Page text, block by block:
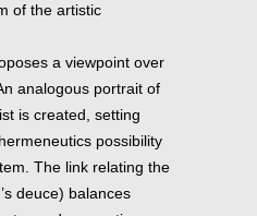
of the artistic
a viewpoint over
analogous portrait of
is created, setting
possibility
The link relating the
deuce) balances